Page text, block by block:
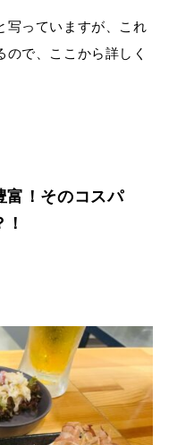
写っていますが、これ
で、ここから詳しく
富！そのコスパ